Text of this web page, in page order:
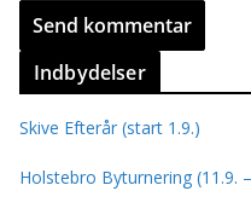
Indbydelser
Skive Efterår (start 1.9.)
Holstebro Byturnering (11.9.